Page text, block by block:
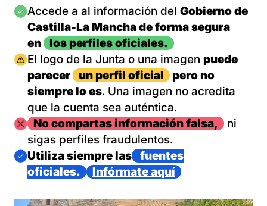
Imagen
Accede a al información del Gobierno de
Castilla-La Mancha de forma segura
en
los perfiles oficiales.
Imagen
El logo de la Junta o una imagen puede
parecer
un perfil oficial
pero no
siempre lo es. Una imagen no acredita
que la cuenta sea auténtica.
ImagenNo compartas información falsa,
ni
sigas perfiles fraudulentos.
Imagen
Utiliza siempre las
fuentes
oficiales.
Infórmate aquí